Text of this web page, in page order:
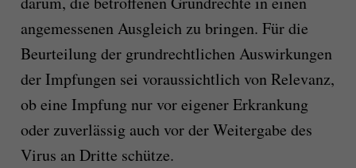
angemessenen Ausgleich zu bringen. Für die
Beurteilung der grundrechtlichen Auswirkungen
der Impfungen sei voraussichtlich von Relevanz,
ob eine Impfung nur vor eigener Erkrankung
oder zuverlässig auch vor der Weitergabe des
Virus an Dritte schütze.